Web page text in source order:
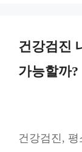
건강검진
가능할까?
건강검진,